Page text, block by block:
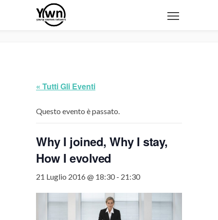
« Tutti Gli Eventi
Questo evento è passato.
Why I joined, Why I stay,
How I evolved
21 Luglio 2016 @ 18:30 - 21:30